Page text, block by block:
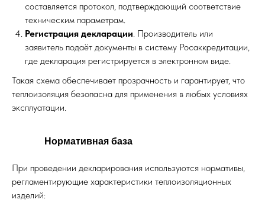
составляется протокол, подтверждающий соответствие
техническим параметрам.
Регистрация декларации. Производитель или
заявитель подаёт документы в систему Росаккредитации,
где декларация регистрируется в электронном виде.
Такая схема обеспечивает прозрачность и гарантирует, что
теплоизоляция безопасна для применения в любых условиях
эксплуатации.
Нормативная база
При проведении декларирования используются нормативы,
регламентирующие характеристики теплоизоляционных
изделий: